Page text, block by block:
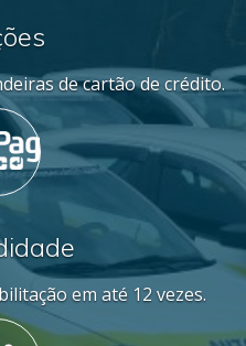
de cartão de crédito.
em até 12 vezes.